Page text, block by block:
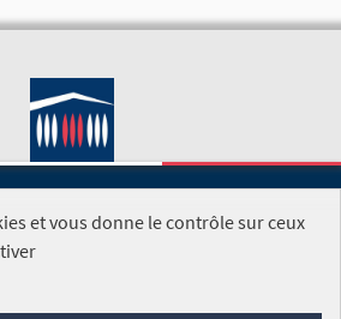
L'ASSEMBLÉE NATIONALE
et vous donne le contrôle sur ceux